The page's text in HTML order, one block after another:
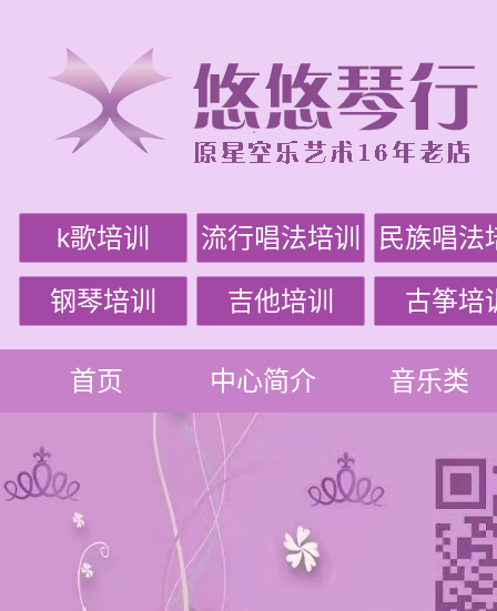
k歌培训 流行唱法培训 民族唱法
钢琴培训 吉他培训 古筝培
首页 中心简介 音乐类